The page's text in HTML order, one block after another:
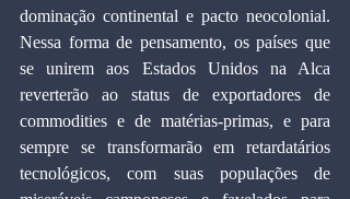
dominação continental e pacto neocolonial.
Nessa forma de pensamento, os países que
se unirem aos Estados Unidos na Alca
reverterão ao status de exportadores de
commodities e de matérias-primas, e para
sempre se transformarão em retardatários
tecnológicos, com suas populações de